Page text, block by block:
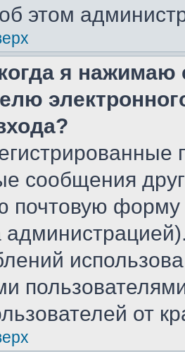
этом
я нажимаю
сообщения
почтовую
от